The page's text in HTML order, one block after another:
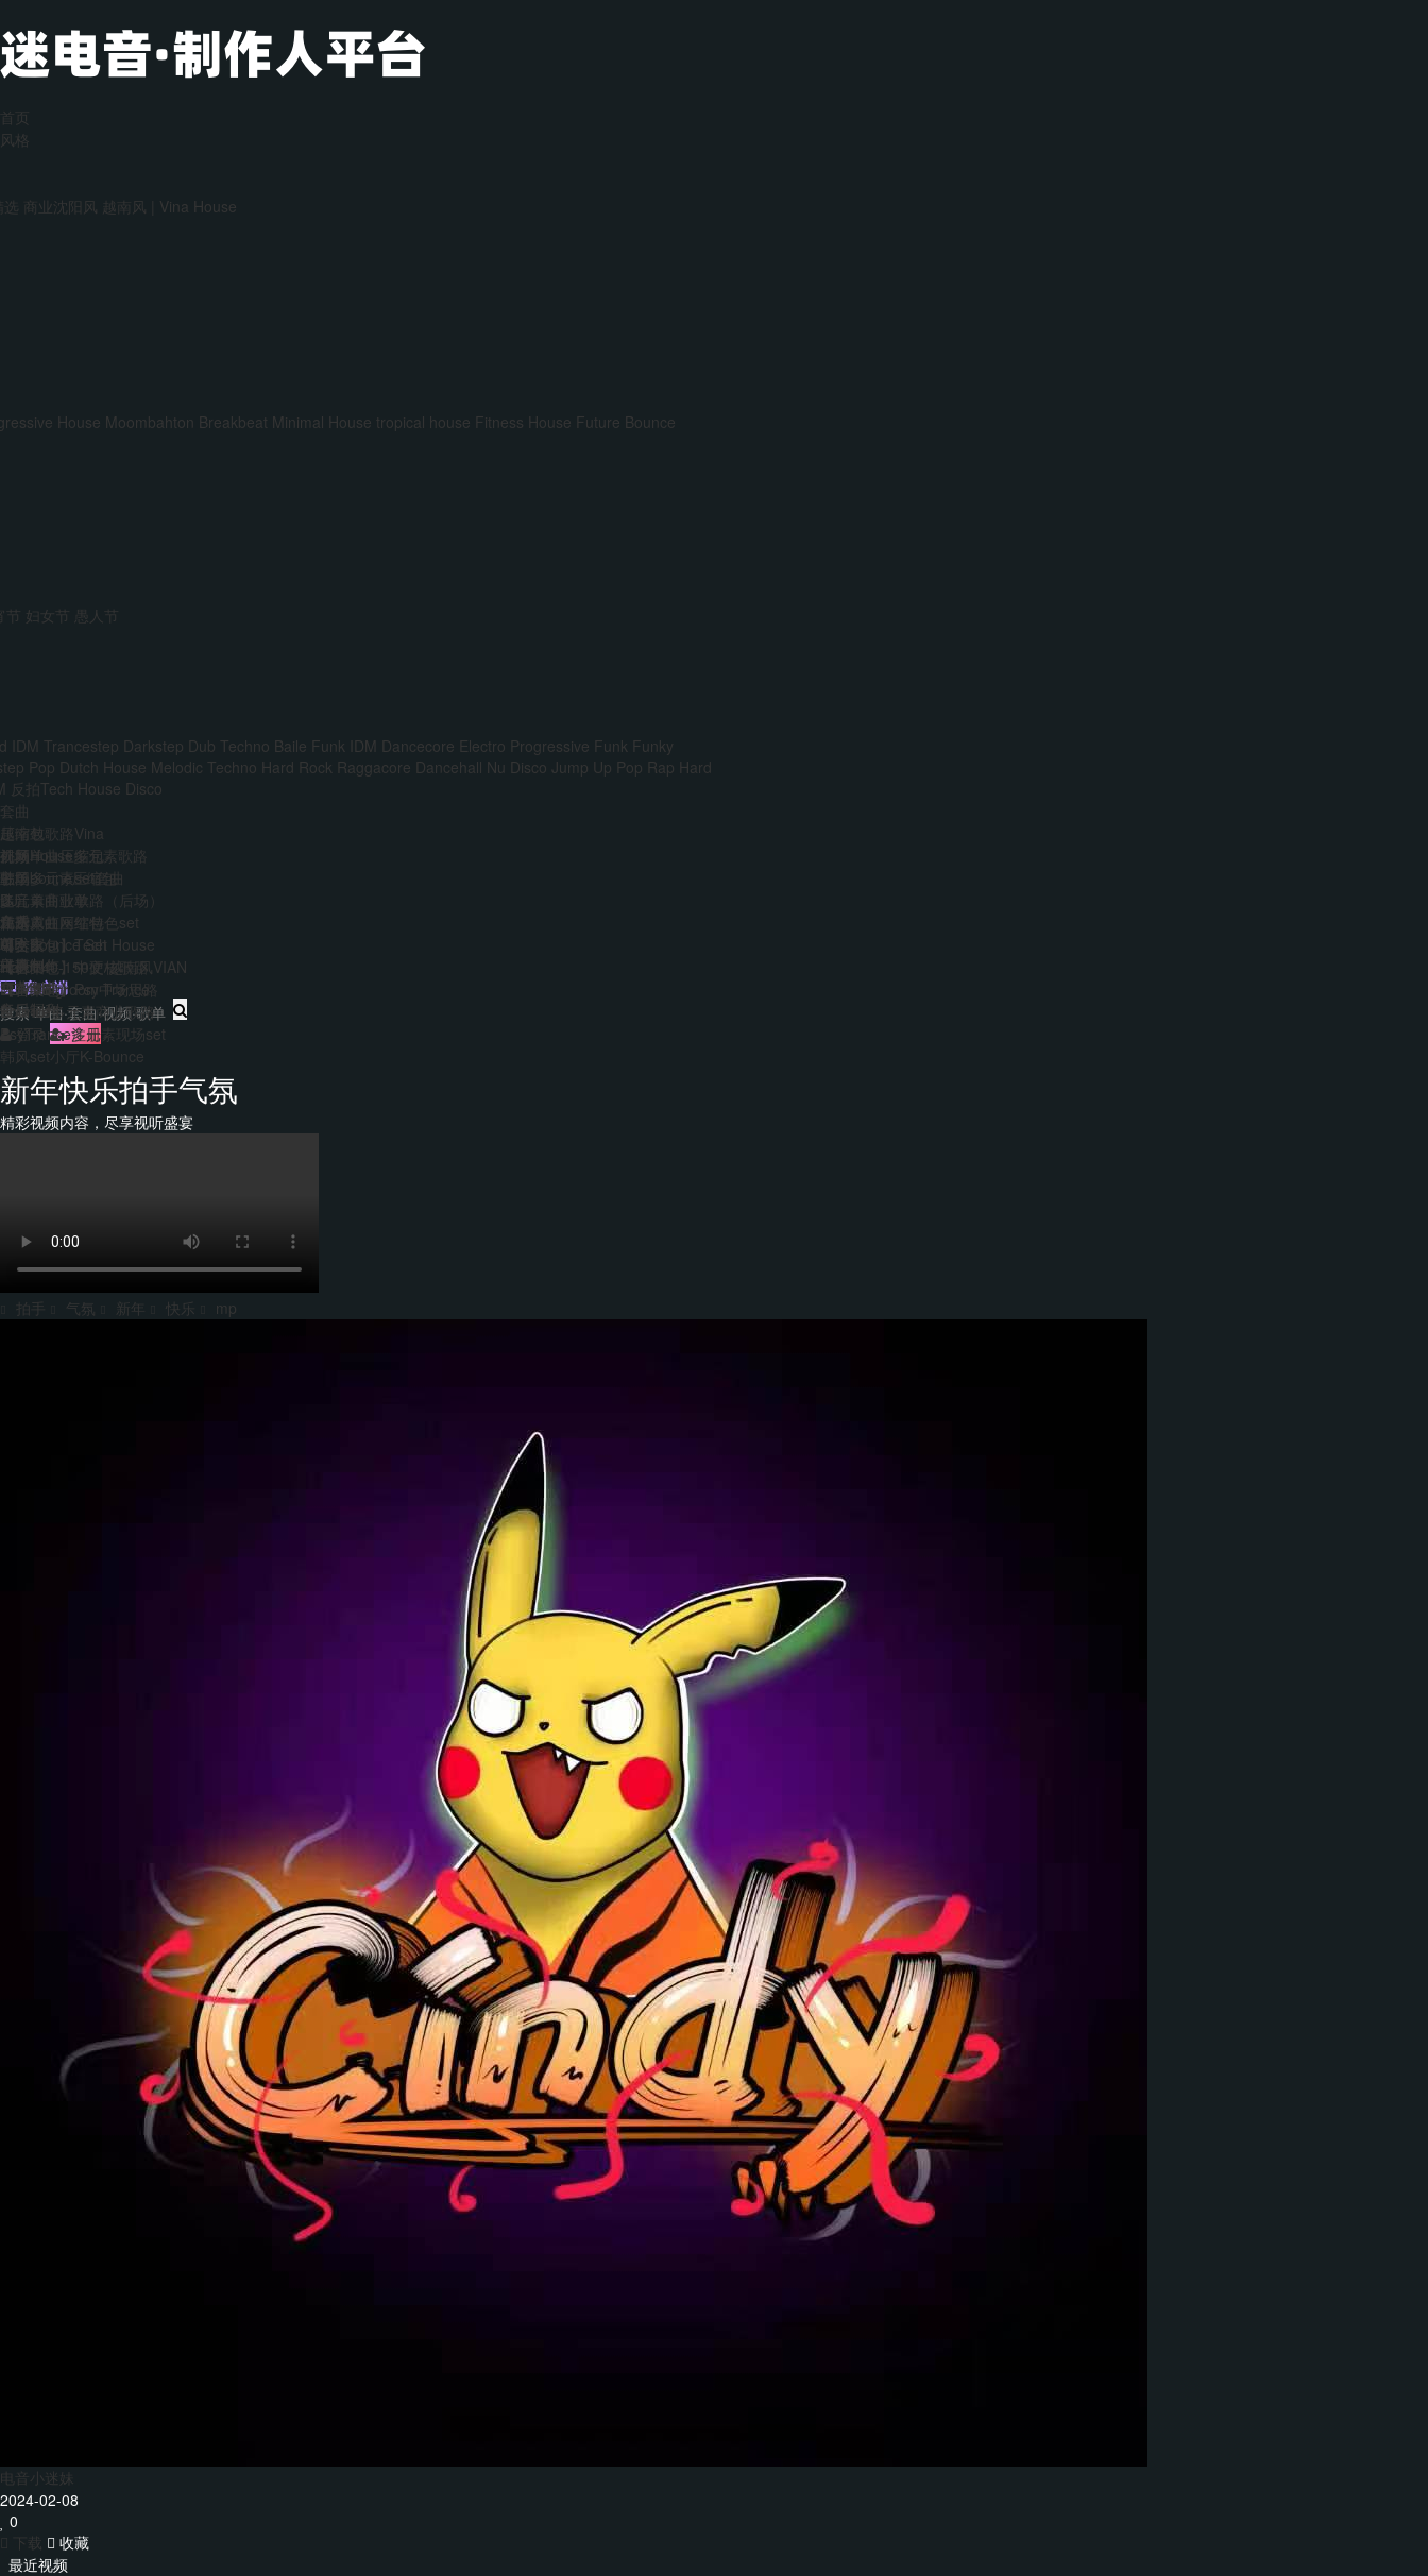
首页
风格
商业沈阳风 越南风 | Vina House
House Moombahton Breakbeat Minimal House tropical house Fitness House Future Bounce
节 妇女节 愚人节
IDM Trancestep Darkstep Dub Techno Baile Funk IDM Dancecore Electro Progressive Funk Funky
Pop Dutch House Melodic Techno Hard Rock Raggacore Dancehall Nu Disco Jump Up Pop Rap Hard
反拍Tech House Disco
套曲
越南鼓歌路Vina
前场House多元素歌路
主场多元素set套曲
多元素商业歌路（后场）
江南霓虹网红特色set
中文Bounce Set
Hard140-150硬核歌路
EDM&Bigroom中场思路
Bounce多元素商业歌路
PsyTrance多元素现场set
韩风set小厅K-Bounce
压缩包
外网单曲压缩包
韩国boune压缩包
迷音单曲歌单
精选单曲压缩包
【合集包】Tech House
【合集包】中文/越南风VIAN
【合集包】Psy Trance
视频
歌单
DJ
音乐人
艺术家
免费
VIP
主题包
免费套曲
每日福利
AI
干声制作
套曲制作
音乐制作
转换
客户端
登录 注册
新年快乐拍手气氛
精彩视频内容，尽享视听盛宴
拍手 气氛 新年 快乐 mp
电音小迷妹
2024-02-08
0
下载
收藏
最近视频